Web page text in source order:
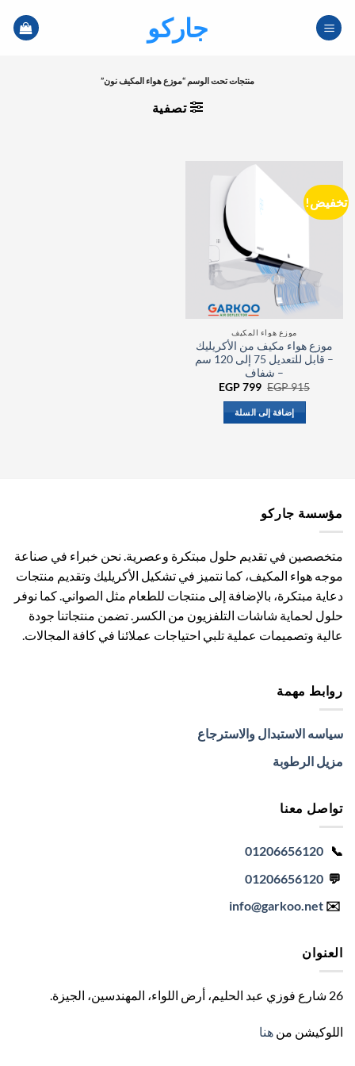
للمحتوى
جاركو
منتجات تحت الوسم “موزع هواء المكيف نون”
تصفية
تخفيض!
موزع هواء المكيف
موزع هواء مكيف من الأكريليك
– قابل للتعديل 75 إلى 120 سم
– شفاف
EGP915
السعر
هو:
EGP 915.
EGP799
إضافة إلى السلة
مؤسسة جاركو
متخصصين في تقديم حلول مبتكرة وعصرية. نحن خبراء في صناعة
موجه هواء المكيف، كما نتميز في تشكيل الأكريليك وتقديم منتجات
دعاية مبتكرة، بالإضافة إلى منتجات للطعام مثل الصواني. كما نوفر
حلول لحماية شاشات التلفزيون من الكسر. تضمن منتجاتنا جودة
عالية وتصميمات عملية تلبي احتياجات عملائنا في كافة المجالات.
روابط مهمة
سياسه الاستبدال والاسترجاع
مزيل الرطوبة
تواصل معنا
📞
01206656120
💬
01206656120
✉️
info@garkoo.net
العنوان
26 شارع فوزي عبد الحليم، أرض اللواء، المهندسين، الجيزة .
اللوكيشن من هنا